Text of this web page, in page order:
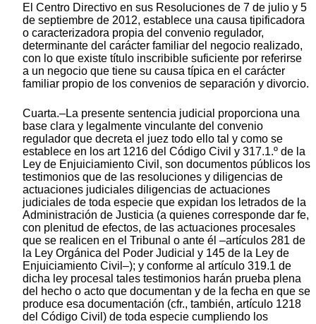
El Centro Directivo en sus Resoluciones de 7 de julio y 5
de septiembre de 2012, establece una causa tipificadora
o caracterizadora propia del convenio regulador,
determinante del carácter familiar del negocio realizado,
con lo que existe título inscribible suficiente por referirse
a un negocio que tiene su causa típica en el carácter
familiar propio de los convenios de separación y divorcio.
Cuarta.–La presente sentencia judicial proporciona una
base clara y legalmente vinculante del convenio
regulador que decreta el juez todo ello tal y como se
establece en los art 1216 del Código Civil y 317.1.º de la
Ley de Enjuiciamiento Civil, son documentos públicos los
testimonios que de las resoluciones y diligencias de
actuaciones judiciales diligencias de actuaciones
judiciales de toda especie que expidan los letrados de la
Administración de Justicia (a quienes corresponde dar fe,
con plenitud de efectos, de las actuaciones procesales
que se realicen en el Tribunal o ante él –artículos 281 de
la Ley Orgánica del Poder Judicial y 145 de la Ley de
Enjuiciamiento Civil–); y conforme al artículo 319.1 de
dicha ley procesal tales testimonios harán prueba plena
del hecho o acto que documentan y de la fecha en que se
produce esa documentación (cfr., también, artículo 1218
del Código Civil) de toda especie cumpliendo los